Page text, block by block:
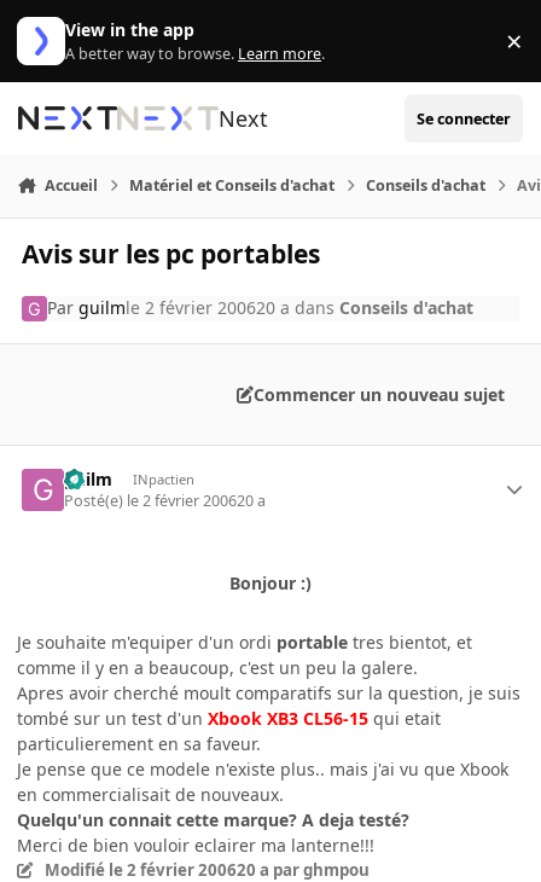
Aller au contenu
View in the app
A better way to browse. Learn more. ×
Next Se connecter
Accueil Matériel et Conseils d'achat Conseils d'achat
Avis sur les pc portables
Parguilmle 2 février 200620 a dans Conseils d'achat
Commencer un nouveau sujet
guilm INpactien
Posté(e) le 2 février 200620 a
Bonjour :)
Je souhaite m'equiper d'un ordi portable tres bientot, et
comme il y en a beaucoup, c'est un peu la galere.
Apres avoir cherché moult comparatifs sur la question, je suis
tombé sur un test d'un Xbook XB3 CL56-15 qui etait
particulierement en sa faveur.
Je pense que ce modele n'existe plus.. mais j'ai vu que Xbook
en commercialisait de nouveaux.
Quelqu'un connait cette marque? A deja testé?
Merci de bien vouloir eclairer ma lanterne!!!
Modifié le 2 février 200620 a par ghmpou